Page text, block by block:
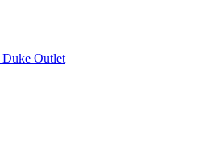
Duke Outlet